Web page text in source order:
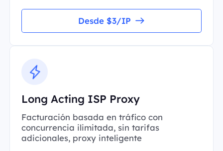
Desde $3/IP
Long Acting ISP Proxy
Facturación basada en tráfico con
concurrencia ilimitada, sin tarifas
adicionales, proxy inteligente